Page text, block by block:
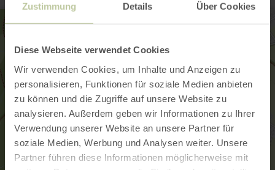
Zustimmung Details Über Cookies
Diese Webseite verwendet Cookies
Wir verwenden Cookies, um Inhalte und Anzeigen zu
personalisieren, Funktionen für soziale Medien anbieten
zu können und die Zugriffe auf unsere Website zu
analysieren. Außerdem geben wir Informationen zu Ihrer
Verwendung unserer Website an unsere Partner für
soziale Medien, Werbung und Analysen weiter. Unsere
Partner führen diese Informationen möglicherweise mit